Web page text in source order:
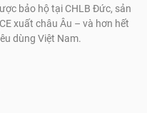
bảo hộ tại CHLB Đức, sản
xuất châu Âu – và hơn hết
dùng Việt Nam.